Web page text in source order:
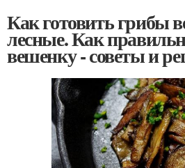
Как готовить грибы
лесные. Как
вешенку - советы и